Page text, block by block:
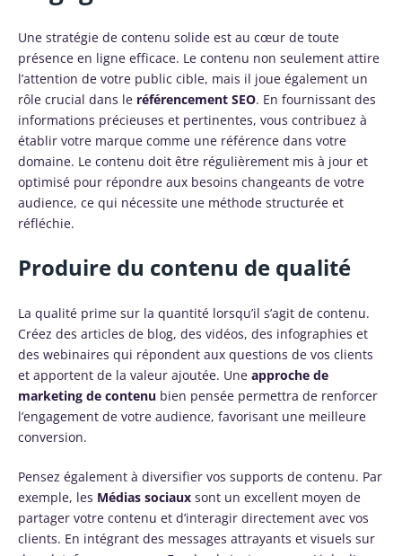
Une stratégie de contenu solide est au cœur de toute
présence en ligne efficace. Le contenu non seulement attire
l’attention de votre public cible, mais il joue également un
rôle crucial dans le référencement SEO. En fournissant des
informations précieuses et pertinentes, vous contribuez à
établir votre marque comme une référence dans votre
domaine. Le contenu doit être régulièrement mis à jour et
optimisé pour répondre aux besoins changeants de votre
audience, ce qui nécessite une méthode structurée et
réfléchie.
Produire du contenu de qualité
La qualité prime sur la quantité lorsqu’il s’agit de contenu.
Créez des articles de blog, des vidéos, des infographies et
des webinaires qui répondent aux questions de vos clients
et apportent de la valeur ajoutée. Une approche de
marketing de contenu bien pensée permettra de renforcer
l’engagement de votre audience, favorisant une meilleure
conversion.
Pensez également à diversifier vos supports de contenu. Par
exemple, les Médias sociaux sont un excellent moyen de
partager votre contenu et d’interagir directement avec vos
clients. En intégrant des messages attrayants et visuels sur